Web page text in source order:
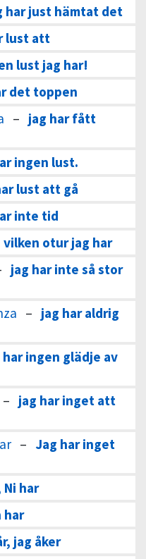
har just hämtat det
lust att
lust jag har!
det toppen
– jag har fått
ingen lust.
lust att gå
inte tid
vilken otur jag har
jag har inte så stor
– jag har aldrig
har ingen glädje av
– jag har inget att
– Jag har inget
Ni har
har
jag åker